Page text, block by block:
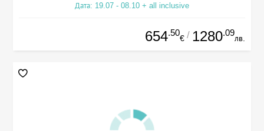
Дата: 19.07 - 08.10 + all inclusive
654.50
€ / 1280.09
лв.